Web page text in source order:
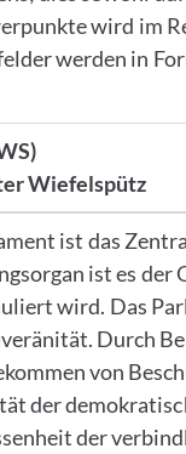
wird im
werden in
Wiefelspütz
ist das
ist es der
wird. Das
Durch
von
der
der